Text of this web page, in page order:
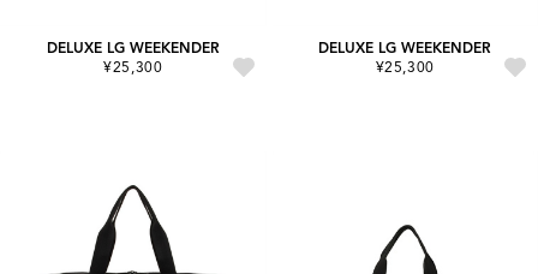
DELUXE LG WEEKENDER
¥25,300
DELUXE LG WEEKENDER
¥25,300